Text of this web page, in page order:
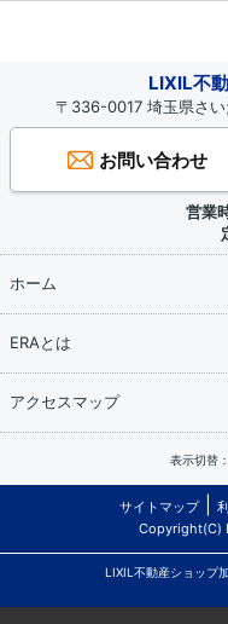
LIXIL不
〒336-0017 埼玉県さ
お問い合わせ
営業
ホーム
ERAとは
アクセスマップ
表示切替：
サイトマップ
Copyright(C)
LIXIL不動産ショップ